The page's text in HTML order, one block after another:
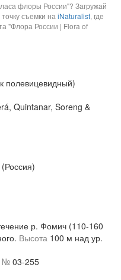
флоры России"? Загружай
съемки наiNaturalist, где
"Флора России | Flora of
полевицевидный)
Quintanar, Soreng &
р. Фомич (110-160
Высота 100 м над ур.
№ 03-255